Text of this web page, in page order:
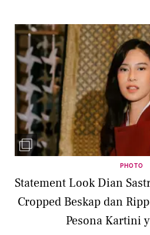
PHOTO
Statement Look Dian
Cropped Beskap dan
Pesona Kartini